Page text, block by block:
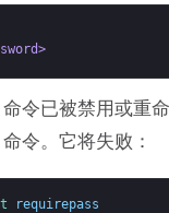
命令已被禁用或重
命令。它将失败：
requirepass